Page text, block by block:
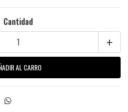
Cantidad
+